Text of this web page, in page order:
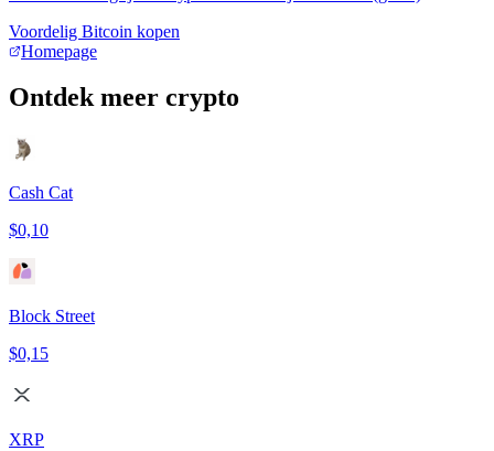
Voordelig Bitcoin kopen
Homepage
Ontdek meer crypto
Cash Cat
$0,10
Block Street
$0,15
XRP